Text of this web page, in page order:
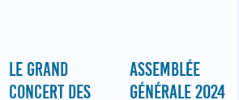
LE GRAND
CONCERT DES
ASSEMBLÉE
GÉNÉRALE 2024